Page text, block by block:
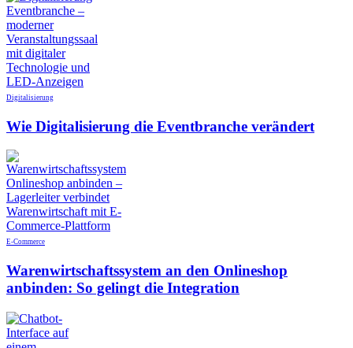
Digitalisierung
Wie Digitalisierung die Eventbranche verändert
E-Commerce
Warenwirtschaftssystem an den Onlineshop
anbinden: So gelingt die Integration